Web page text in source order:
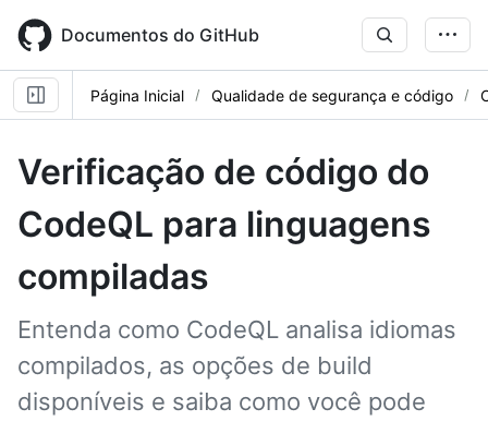
main
content
Documentos do GitHub
Página Inicial Qualidade de segurança e código
Verificação de código do
CodeQL para linguagens
compiladas
Entenda como CodeQL analisa idiomas
compilados, as opções de build
disponíveis e saiba como você pode